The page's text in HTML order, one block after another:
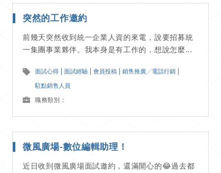
突然的工作邀約
前幾天突然收到統一企業人資的來電，說要招募統
一集團事業夥伴。我本身是有工作的，想說怎麼...
面試心得 面試經驗 會員投稿 銷售推廣╱電話行銷
駐點銷售人員
職務類別：
微風廣場-數位編輯助理！
近日收到微風廣場面試邀約，還滿開心的😂過去都